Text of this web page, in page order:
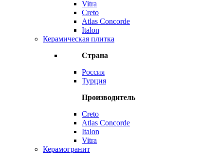
Vitra
Creto
Atlas Concorde
Italon
Керамическая плитка
Страна
Россия
Турция
Производитель
Creto
Atlas Concorde
Italon
Vitra
Керамогранит